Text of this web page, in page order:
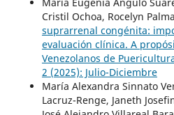
Cristil Ochoa, Rocelyn
suprarrenal congénita:
evaluación clínica. A
Venezolanos de
2 (2025): Julio-Diciembre
María Alexandra Sinnato
Lacruz-Renge, Janeth